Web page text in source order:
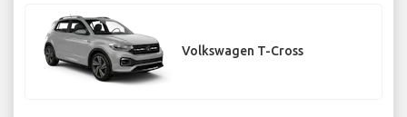
Volkswagen T-Cross